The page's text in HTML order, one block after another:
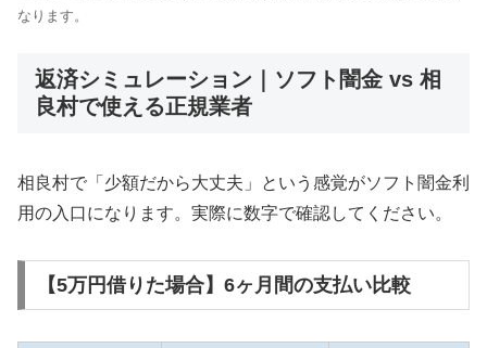
なります。
返済シミュレーション｜ソフト闇金 vs 相
良村で使える正規業者
相良村で「少額だから大丈夫」という感覚がソフト闇金利
用の入口になります。実際に数字で確認してください。
【5万円借りた場合】6ヶ月間の支払い比較